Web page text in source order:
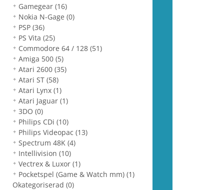
Gamegear(16)
Nokia N-Gage(0)
PSP(36)
PS Vita(25)
Commodore 64 / 128(51)
Amiga 500(5)
Atari 2600(35)
Atari ST(58)
Atari Lynx(1)
Atari Jaguar(1)
3DO(0)
Philips CDi(10)
Philips Videopac(13)
Spectrum 48K(4)
Intellivision(10)
Vectrex & Luxor(1)
Pocketspel (Game & Watch mm)(1)
Okategoriserad (0)